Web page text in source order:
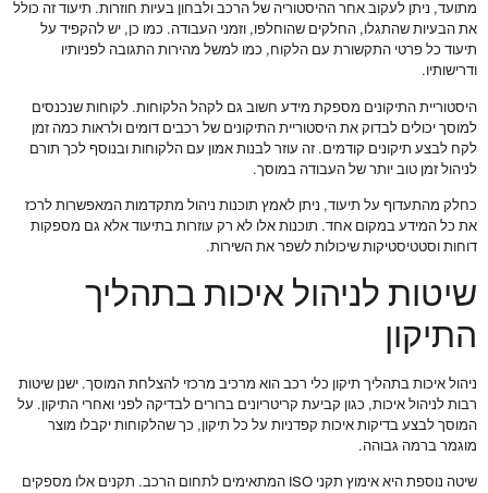
מתועד, ניתן לעקוב אחר ההיסטוריה של הרכב ולבחון בעיות חוזרות. תיעוד זה כולל
את הבעיות שהתגלו, החלקים שהוחלפו, וזמני העבודה. כמו כן, יש להקפיד על
תיעוד כל פרטי התקשורת עם הלקוח, כמו למשל מהירות התגובה לפניותיו
ודרישותיו.
היסטוריית התיקונים מספקת מידע חשוב גם לקהל הלקוחות. לקוחות שנכנסים
למוסך יכולים לבדוק את היסטוריית התיקונים של רכבים דומים ולראות כמה זמן
לקח לבצע תיקונים קודמים. זה עוזר לבנות אמון עם הלקוחות ובנוסף לכך תורם
לניהול זמן טוב יותר של העבודה במוסך.
כחלק מהתעדוף על תיעוד, ניתן לאמץ תוכנות ניהול מתקדמות המאפשרות לרכז
את כל המידע במקום אחד. תוכנות אלו לא רק עוזרות בתיעוד אלא גם מספקות
דוחות וסטטיסטיקות שיכולות לשפר את השירות.
שיטות לניהול איכות בתהליך
התיקון
ניהול איכות בתהליך תיקון כלי רכב הוא מרכיב מרכזי להצלחת המוסך. ישנן שיטות
רבות לניהול איכות, כגון קביעת קריטריונים ברורים לבדיקה לפני ואחרי התיקון. על
המוסך לבצע בדיקות איכות קפדניות על כל תיקון, כך שהלקוחות יקבלו מוצר
מוגמר ברמה גבוהה.
שיטה נוספת היא אימוץ תקני ISO המתאימים לתחום הרכב. תקנים אלו מספקים